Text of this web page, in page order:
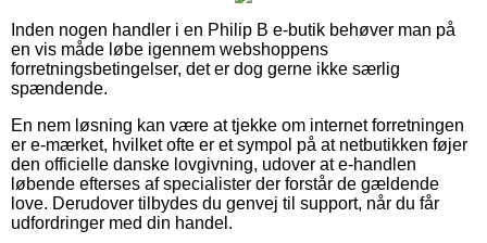
Inden nogen handler i en Philip B e-butik behøver man på
en vis måde løbe igennem webshoppens
forretningsbetingelser, det er dog gerne ikke særlig
spændende.
En nem løsning kan være at tjekke om internet forretningen
er e-mærket, hvilket ofte er et sympol på at netbutikken føjer
den officielle danske lovgivning, udover at e-handlen
løbende efterses af specialister der forstår de gældende
love. Derudover tilbydes du genvej til support, når du får
udfordringer med din handel.